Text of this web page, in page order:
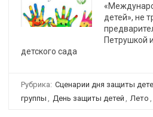
детей», не
Петрушкой
детского сада
Рубрика: Сценарии дня защиты
группы , День защиты детей , Лето ,